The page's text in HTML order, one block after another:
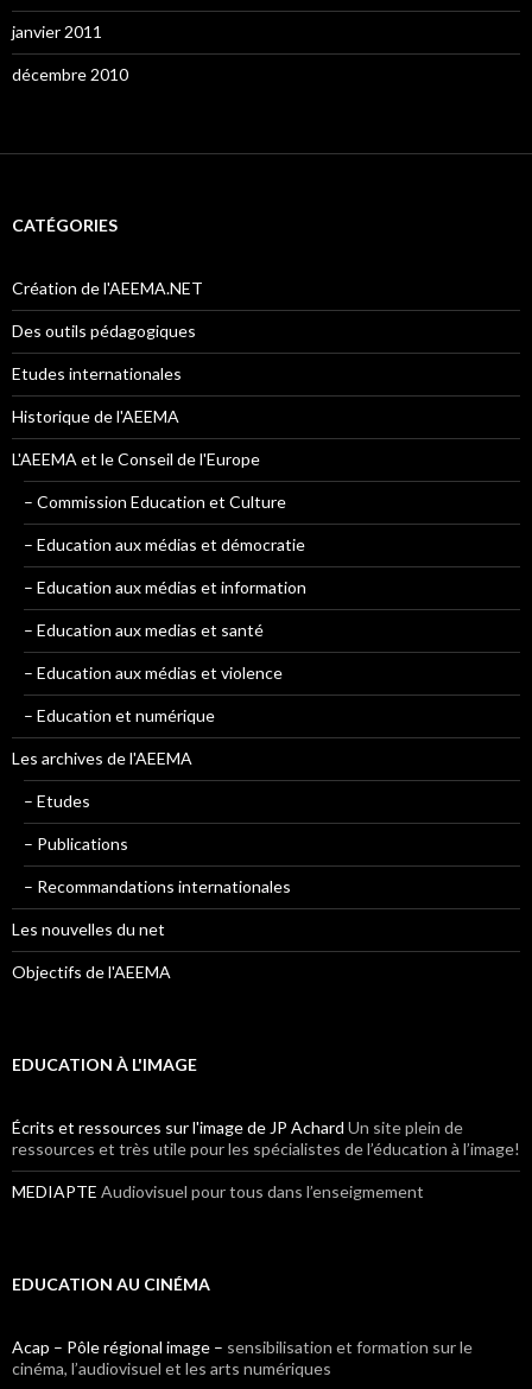
janvier 2011
décembre 2010
CATÉGORIES
Création de l'AEEMA.NET
Des outils pédagogiques
Etudes internationales
Historique de l'AEEMA
L'AEEMA et le Conseil de l'Europe
– Commission Education et Culture
– Education aux médias et démocratie
– Education aux médias et information
– Education aux medias et santé
– Education aux médias et violence
– Education et numérique
Les archives de l'AEEMA
– Etudes
– Publications
– Recommandations internationales
Les nouvelles du net
Objectifs de l'AEEMA
EDUCATION À L'IMAGE
Écrits et ressources sur l'image de JP Achard Un site plein de
ressources et très utile pour les spécialistes de l’éducation à l’image!
MEDIAPTE Audiovisuel pour tous dans l’enseigmement
EDUCATION AU CINÉMA
Acap – Pôle régional image – sensibilisation et formation sur le
cinéma, l’audiovisuel et les arts numériques